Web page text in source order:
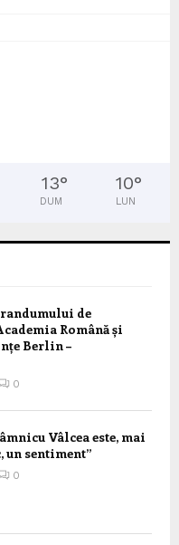
13°
DUM
10°
LUN
de
Română și
Berlin –
0
Vâlcea este, mai
un sentiment”
0